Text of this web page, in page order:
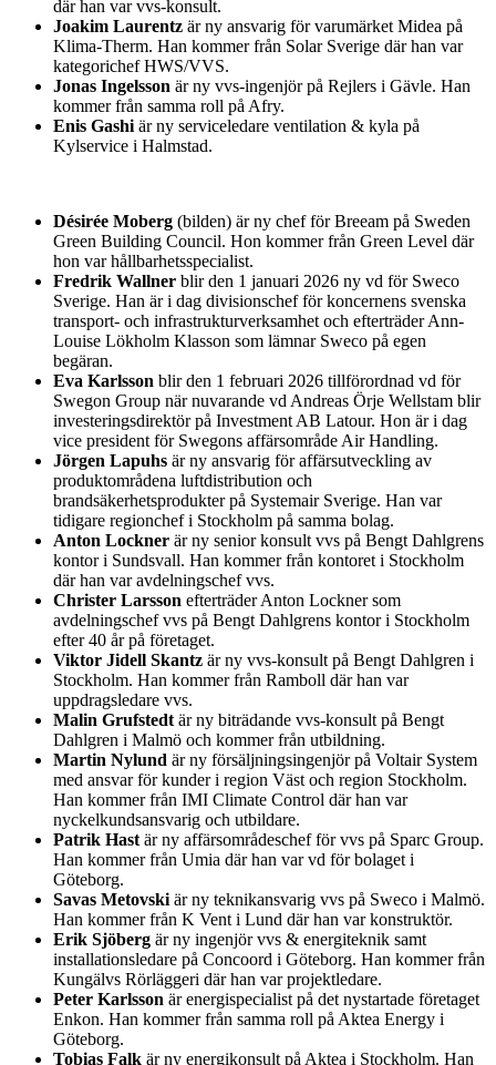
där han var vvs-konsult.
Joakim Laurentz är ny ansvarig för varumärket Midea på
Klima-Therm. Han kommer från Solar Sverige där han var
kategorichef HWS/VVS.
Jonas Ingelsson är ny vvs-ingenjör på Rejlers i Gävle. Han
kommer från samma roll på Afry.
Enis Gashi är ny serviceledare ventilation & kyla på
Kylservice i Halmstad.
Désirée Moberg (bilden) är ny chef för Breeam på Sweden
Green Building Council. Hon kommer från Green Level där
hon var hållbarhetsspecialist.
Fredrik Wallner blir den 1 januari 2026 ny vd för Sweco
Sverige. Han är i dag divisionschef för koncernens svenska
transport- och infrastrukturverksamhet och efterträder Ann-
Louise Lökholm Klasson som lämnar Sweco på egen
begäran.
Eva Karlsson blir den 1 februari 2026 tillförordnad vd för
Swegon Group när nuvarande vd Andreas Örje Wellstam blir
investeringsdirektör på Investment AB Latour. Hon är i dag
vice president för Swegons affärsområde Air Handling.
Jörgen Lapuhs är ny ansvarig för affärsutveckling av
produktområdena luftdistribution och
brandsäkerhetsprodukter på Systemair Sverige. Han var
tidigare regionchef i Stockholm på samma bolag.
Anton Lockner är ny senior konsult vvs på Bengt Dahlgrens
kontor i Sundsvall. Han kommer från kontoret i Stockholm
där han var avdelningschef vvs.
Christer Larsson efterträder Anton Lockner som
avdelningschef vvs på Bengt Dahlgrens kontor i Stockholm
efter 40 år på företaget.
Viktor Jidell Skantz är ny vvs-konsult på Bengt Dahlgren i
Stockholm. Han kommer från Ramboll där han var
uppdragsledare vvs.
Malin Grufstedt är ny biträdande vvs-konsult på Bengt
Dahlgren i Malmö och kommer från utbildning.
Martin Nylund är ny försäljningsingenjör på Voltair System
med ansvar för kunder i region Väst och region Stockholm.
Han kommer från IMI Climate Control där han var
nyckelkundsansvarig och utbildare.
Patrik Hast är ny affärsområdeschef för vvs på Sparc Group.
Han kommer från Umia där han var vd för bolaget i
Göteborg.
Savas Metovski är ny teknikansvarig vvs på Sweco i Malmö.
Han kommer från K Vent i Lund där han var konstruktör.
Erik Sjöberg är ny ingenjör vvs & energiteknik samt
installationsledare på Concoord i Göteborg. Han kommer från
Kungälvs Rörläggeri där han var projektledare.
Peter Karlsson är energispecialist på det nystartade företaget
Enkon. Han kommer från samma roll på Aktea Energy i
Göteborg.
Tobias Falk är ny energikonsult på Aktea i Stockholm. Han